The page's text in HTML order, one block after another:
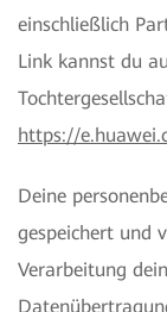
einschließlich
Link kannst du
https://
Deine
gespeichert und
Verarbeitung